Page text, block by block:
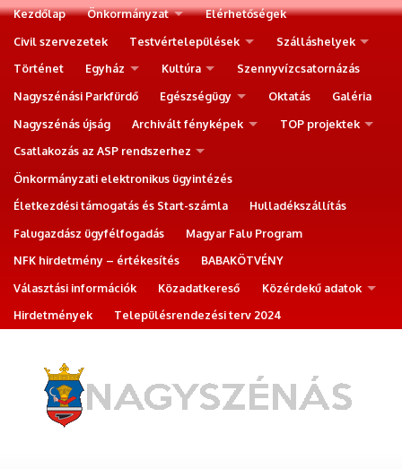
Kezdőlap Önkormányzat
Elérhetőségek
Civil szervezetek
Testvértelepülések
Szálláshelyek
Történet
Egyház Kultúra
Szennyvízcsatornázás
Nagyszénási Parkfürdő
Egészségügy Oktatás
Galéria
Nagyszénás újság
Archivált fényképek
TOP projektek
Csatlakozás az ASP rendszerhez
Önkormányzati elektronikus ügyintézés
Életkezdési támogatás és Start-számla
Hulladékszállítás
Falugazdász ügyfélfogadás
Magyar Falu Program
NFK hirdetmény – értékesítés
BABAKÖTVÉNY
Választási információk
Közadatkereső
Közérdekű adatok
Hirdetmények
Településrendezési terv 2024